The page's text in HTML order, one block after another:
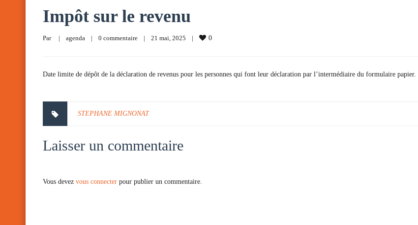
Impôt sur le revenu
Par | agenda | 0 commentaire | 21 mai, 2025 | 0
Date limite de dépôt de la déclaration de revenus pour les personnes qui font leur déclaration par l’intermédiaire du formulaire papier.
STEPHANE MIGNONAT
Laisser un commentaire
Vous devez vous connecter pour publier un commentaire.